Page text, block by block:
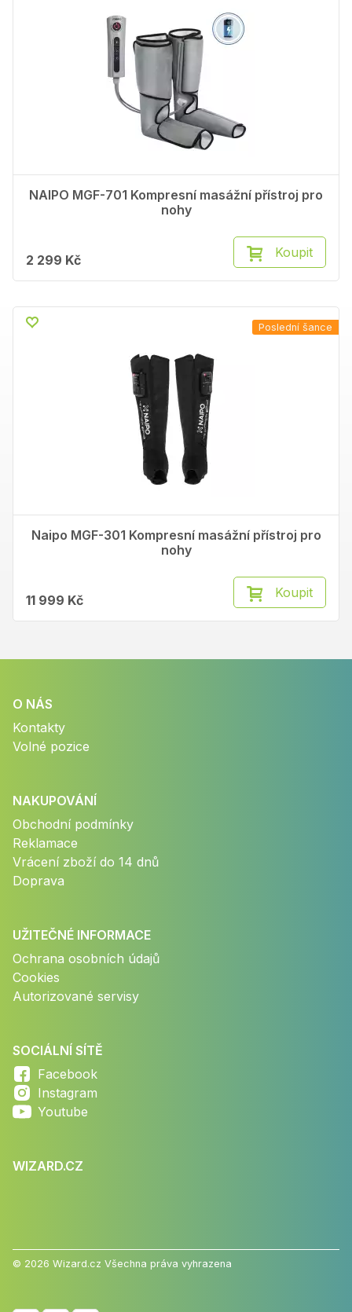
NAIPO MGF-701 Kompresní masážní přístroj pro
nohy
2 299 Kč Koupit
Naipo MGF-301 Kompresní masážní přístroj pro
nohy
11 999 Kč Koupit
Poslední šance
O NÁS
Kontakty
Volné pozice
NAKUPOVÁNÍ
Obchodní podmínky
Reklamace
Vrácení zboží do 14 dnů
Doprava
UŽITEČNÉ INFORMACE
Ochrana osobních údajů
Cookies
Autorizované servisy
SOCIÁLNÍ SÍTĚ
Facebook
Instagram
Youtube
WIZARD.CZ
© 2026 Wizard.cz Všechna práva vyhrazena